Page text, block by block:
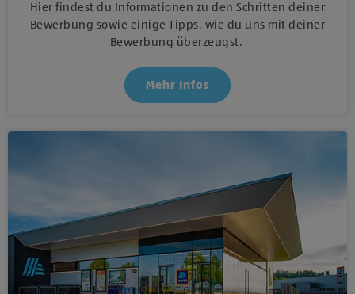
Hier findest du Informationen zu den Schritten deiner
Bewerbung sowie einige Tipps, wie du uns mit deiner
Bewerbung überzeugst.
Mehr Infos